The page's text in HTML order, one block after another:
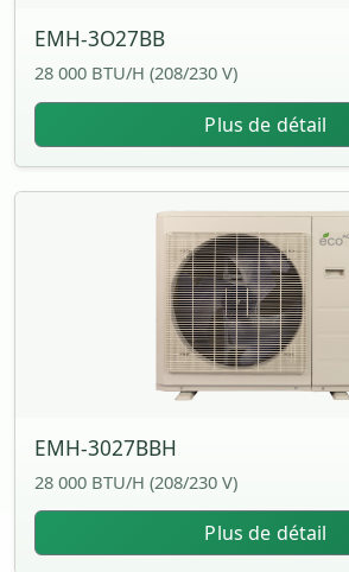
EMH-3O27BB
28 000 BTU/H (208/230 V)
Plus de détail
EMH-3027BBH
28 000 BTU/H (208/230 V)
Plus de détail